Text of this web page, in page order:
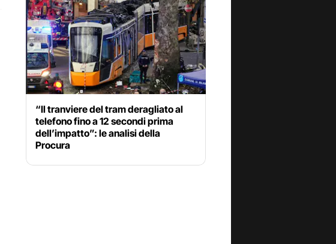
“Il tranviere del tram deragliato al
telefono fino a 12 secondi prima
dell’impatto”: le analisi della
Procura